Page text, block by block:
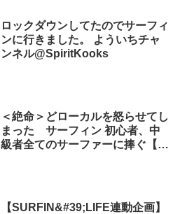
ロックダウンしてたのでサーフィ
ンに行きました。 よういちチャ
ンネル@SpiritKooks
＜絶命＞どローカルを怒らせてし
まった サーフィン 初心者、中
級者全てのサーファーに捧ぐ【勇
【SURFIN&#39;LIFE連動企画】